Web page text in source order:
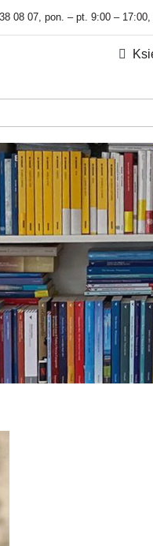
08 07, pon. – pt. 9:00 –